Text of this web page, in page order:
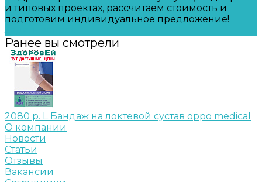
и типовых проектах, рассчитаем стоимость и
подготовим индивидуальное предложение!
Ранее вы смотрели
2080 р. L Бандаж на локтевой сустав oppo medical
О компании
Новости
Статьи
Отзывы
Вакансии